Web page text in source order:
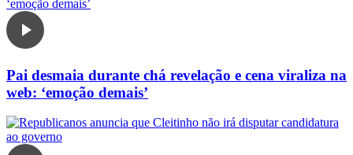
Pai desmaia durante chá revelação e cena viraliza na
web: ‘emoção demais’